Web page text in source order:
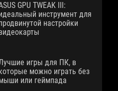
GPU TWEAK III:
инструмент для
настройки
игры для ПК, в
можно играть без
или геймпада